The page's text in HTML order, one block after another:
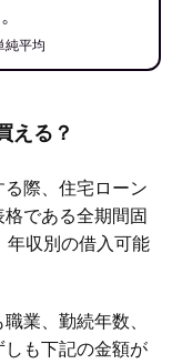
純平均
える？
際、住宅ローン
である全期間固
年収別の借入可能
業、勤続年数、
も下記の金額が